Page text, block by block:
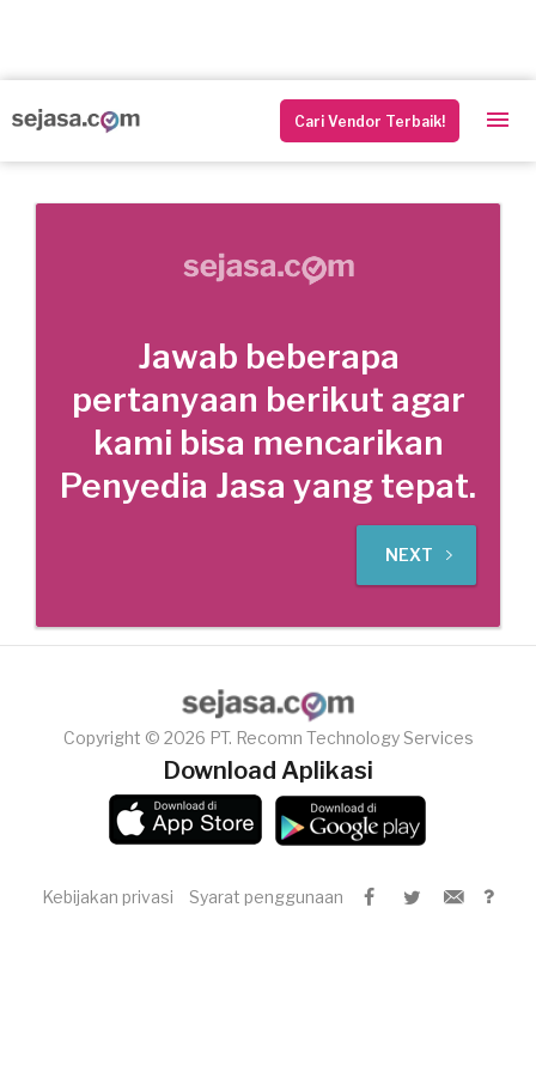
Cari Vendor Terbaik!
Jawab beberapa
pertanyaan berikut agar
kami bisa mencarikan
Penyedia Jasa yang tepat.
NEXT
Copyright © 2026 PT. Recomn Technology Services
Download Aplikasi
Kebijakan privasi Syarat penggunaan